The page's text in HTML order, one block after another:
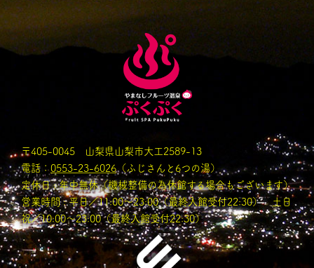
〒405-0045 山梨県山梨市大工2589-13
電話：0553-23-6026（ふじさんと6つの湯）
定休日 : 年中無休（機械整備の為休館する場合もございます）
営業時間 : 平日／11:00〜23:00（最終入館受付22:30） 土日
祝／10:00～23:00（最終入館受付22:30）